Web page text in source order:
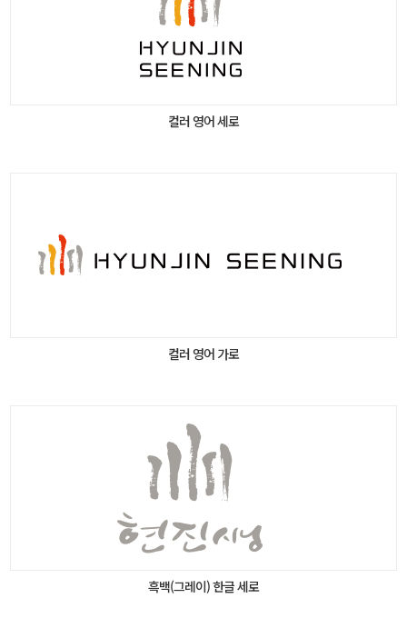
컬러 영어 세로
컬러 영어 가로
흑백(그레이) 한글 세로